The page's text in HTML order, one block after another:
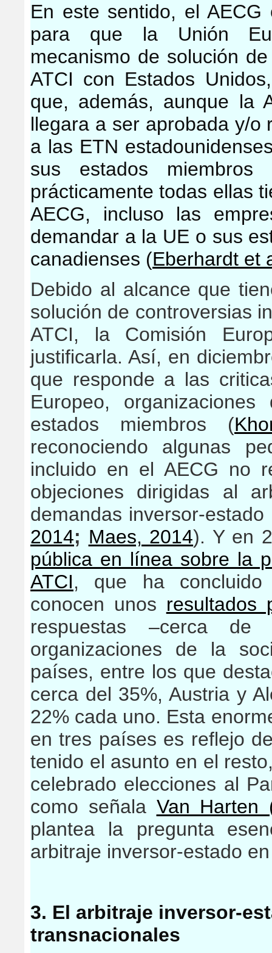
En este sentido, el
para que la Unión
mecanismo de solución
ATCI con Estados
que, además, aunque la
llegara a ser aprobada y/o
a las ETN
sus estados
prácticamente todas ellas
AECG, incluso las
demandar a la UE o sus
canadienses (Eberhardt et
Debido al alcance que
solución de controversias
ATCI, la Comisión
justificarla. Así, en
que responde a las
Europeo,
estados miembros (
reconociendo algunas
incluido en el AECG no
objeciones dirigidas al
demandas inversor-estado
2014; Maes, 2014). Y en
pública en línea sobre la
ATCI, que ha concluido
conocen unos resultados
respuestas –cerca
organizaciones de la
países, entre los que
cerca del 35%, Austria y
22% cada uno. Esta
en tres países es reflejo
tenido el asunto en el
celebrado elecciones al
como señala Van Harten
plantea la pregunta
arbitraje inversor-estado
3. El arbitraje inversor-
transnacionales